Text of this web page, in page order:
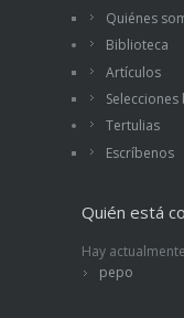
Quiénes
Biblioteca
Artículos
Tertulias
Escríbenos
Quién está
Hay
pepo